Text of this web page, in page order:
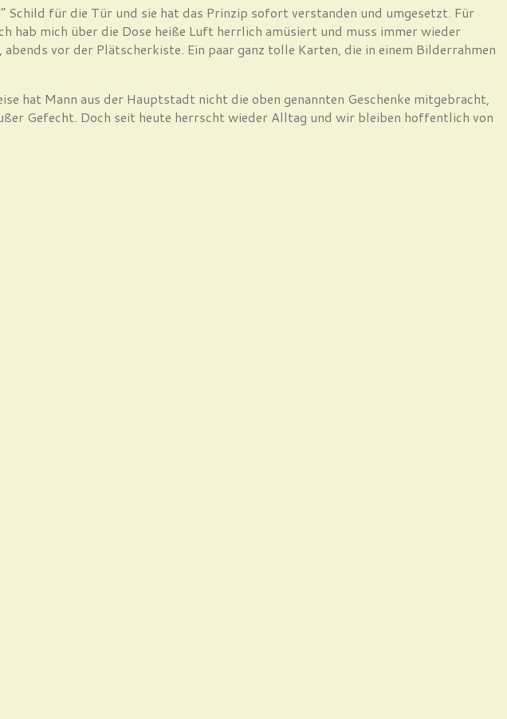
Schild für die Tür und sie hat das Prinzip sofort verstanden und umgesetzt. Für
hab mich über die Dose heiße Luft herrlich amüsiert und muss immer wieder
vor der Plätscherkiste. Ein paar ganz tolle Karten, die in einem Bilderrahmen
hat Mann aus der Hauptstadt nicht die oben genannten Geschenke mitgebracht,
Gefecht. Doch seit heute herrscht wieder Alltag und wir bleiben hoffentlich von